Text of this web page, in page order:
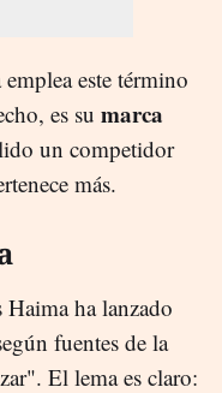
este término
es su marca
un competidor
más.
ha lanzado
fuentes de la
El lema es claro: